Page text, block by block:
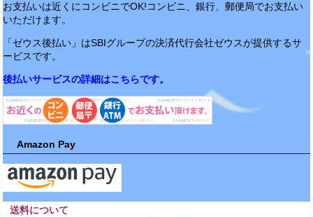
お支払いは近くにコンビニでOK!コンビニ、銀行、郵便局でお支払い
いただけます。
「ゼウス後払い」はSBIグループの決済代行会社ゼウスが提供するサ
ービスです。
後払いサービスの詳細はこちらです。
Amazon Pay
送料について